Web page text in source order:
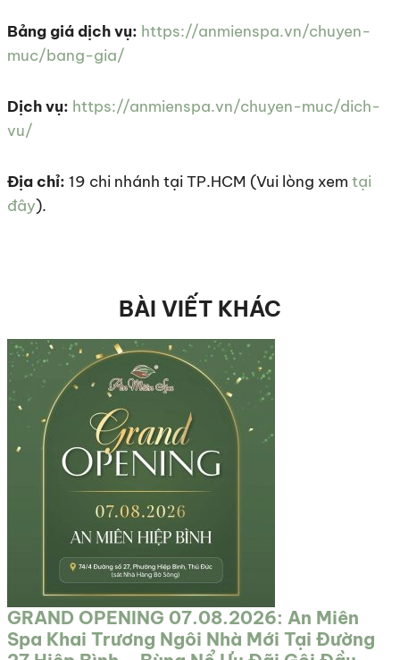
Bảng giá dịch vụ: https://anmienspa.vn/chuyen-
muc/bang-gia/
Dịch vụ: https://anmienspa.vn/chuyen-muc/dich-
vu/
Địa chỉ: 19 chi nhánh tại TP.HCM (Vui lòng xem tại
đây).
BÀI VIẾT KHÁC
GRAND OPENING 07.08.2026: An Miên
Spa Khai Trương Ngôi Nhà Mới Tại Đường